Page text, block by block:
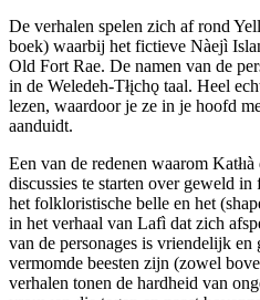
De verhalen spelen zich af rond
boek) waarbij het fictieve Nàejì
Old Fort Rae. De namen van de
in de Weledeh-Tłįchǫ taal. Heel
lezen, waardoor je ze in je hoofd
aanduidt.
Een van de redenen waarom
discussies te starten over geweld
het folkloristische belle en het
in het verhaal van Lafì dat zich
van de personages is vriendelijk
vermomde beesten zijn (zowel
verhalen tonen de hardheid van